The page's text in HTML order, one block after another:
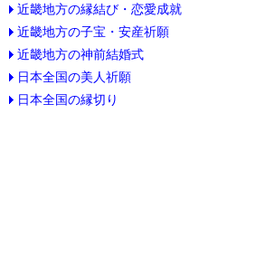
近畿地方の縁結び・恋愛成就
近畿地方の子宝・安産祈願
近畿地方の神前結婚式
日本全国の美人祈願
日本全国の縁切り